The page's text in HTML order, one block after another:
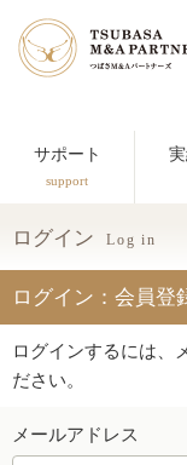
サポート
support
ログイン Log in
ログイン：会員登
ログインするには、
ださい。
メールアドレス